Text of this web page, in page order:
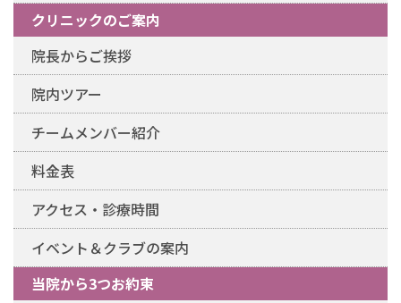
クリニックのご案内
院長からご挨拶
院内ツアー
チームメンバー紹介
料金表
アクセス・診療時間
イベント＆クラブの案内
当院から3つお約束